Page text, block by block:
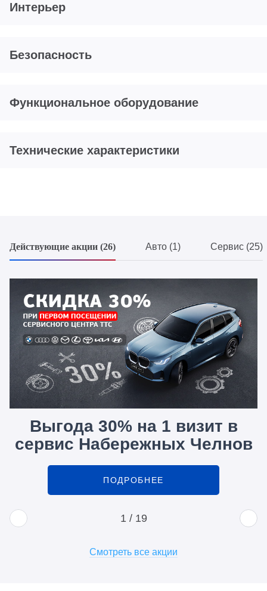
Интерьер
Безопасность
Функциональное оборудование
Технические характеристики
Действующие акции (26) Авто (1) Сервис (25)
Выгода 30% на 1 визит в
сервис Набережных Челнов
ПОДРОБНЕЕ
1 / 19
Смотреть все акции